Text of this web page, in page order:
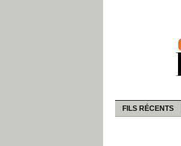
FILS RÉCENTS